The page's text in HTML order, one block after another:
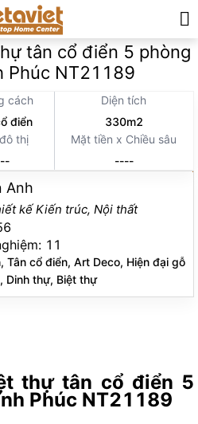
nội thất»
tân cổ điển 5 phòng
Phúc NT21189
cách
điển
Diện tích
330m2
thị
Mặt tiền x Chiều sâu
----
Anh
kế Kiến trúc, Nội thất
11
Tân cổ điển, Art Deco, Hiện đại gỗ
Dinh thự, Biệt thự
thự tân cổ điển 5
Phúc NT21189